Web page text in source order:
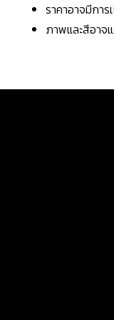
ราคาอาจมีกา
ภาพและสีอาจ